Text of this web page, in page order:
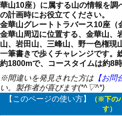
華山10座）に属する山の情報を調
の計画時にお役立てください。
金華山グレートトラバース10座（
金華山周辺に位置する、金華山、
山、岩田山、三峰山、野一色権現
一筆書きで歩くチャレンジです。
約1800mで、コースタイムは約8
※間違いを発見された方は【お問
い。製作者が喜びます(*^▽^*)
【このページの使い方】
（※下の
す）